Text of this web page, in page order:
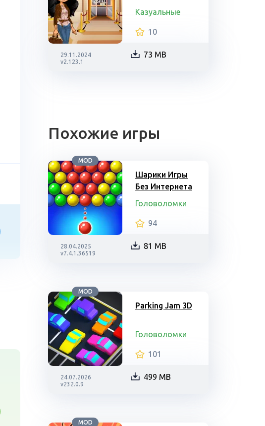
Казуальные
10
29.11.2024
v2.123.1
73 MB
Похожие игры
MOD
Шарики Игры
Без Интернета
Головоломки
94
28.04.2025
v7.4.1.36519
81 MB
MOD
Parking Jam 3D
Головоломки
101
24.07.2026
v232.0.9
499 MB
MOD